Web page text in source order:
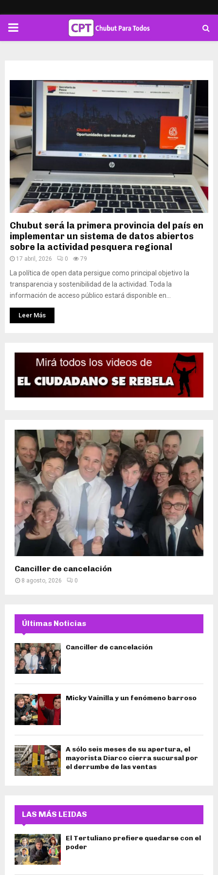
PRIMARY
Chubut será la primera provincia del país en
implementar un sistema de datos abiertos
sobre la actividad pesquera regional
17 abril, 2026 0 79
La política de open data persigue como principal objetivo la
transparencia y sostenibilidad de la actividad. Toda la
información de acceso público estará disponible en...
Leer Más
Canciller de cancelación
8 agosto, 2026 0
Últimas Noticias
Canciller de cancelación
Micky Vainilla y un fenómeno barroso
A sólo seis meses de su apertura, el
mayorista Diarco cierra sucursal por
el derrumbe de las ventas
LAS MÁS LEIDAS
El Tertuliano prefiere quedarse con el
poder